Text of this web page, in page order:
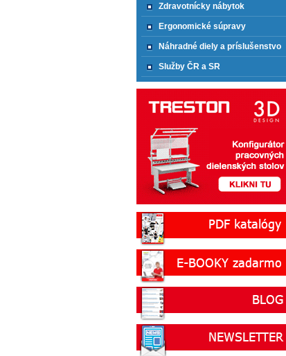
Zdravotnícky nábytok
Ergonomické súpravy
Náhradné diely a príslušenstvo
Služby ČR a SR